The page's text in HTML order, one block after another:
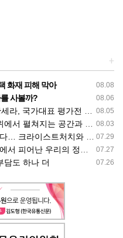
+
08.08
화재 피해 막아
08.06
사볼까?
08.05
전 통과… ‘아시아선수권 출전’
08.03
간과 사람, 그리고 미식의 미학
07.29
처치와 한국 도시가 주는 교훈
07.27
피어난 우리의 정체성
07.26
담도 하나 더